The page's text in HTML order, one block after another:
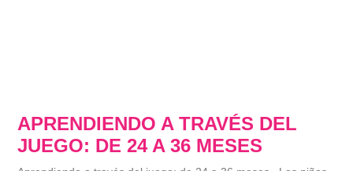
APRENDIENDO A TRAVÉS DEL
JUEGO: DE 24 A 36 MESES